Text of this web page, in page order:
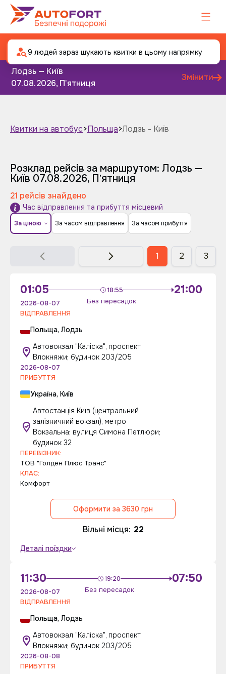
Автобус Лодзь - Київ
Лодзь — Київ
07.08.2026, Пʼятниця
Змінити
Квитки на автобус>Польща>Лодзь - Київ
9 людей зараз шукають квитки в цьому напрямку
Розклад рейсів за маршрутом: Лодзь —
Київ 07.08.2026, Пʼятниця
21 рейсів знайдено
Час відправлення та прибуття місцевий
За ціною За часом відправлення За часом прибуття
1 2 3
01:05 18:55
Без пересадок
21:00
2026-08-07
ВІДПРАВЛЕННЯ
Польща, Лодзь
Автовокзал "Каліска", проспект
Влокняжи; будинок 203/205
2026-08-07
ПРИБУТТЯ
Україна, Київ
Автостанція Київ (центральний
залізничний вокзал), метро
Вокзальна; вулиця Симона Петлюри;
будинок 32
ПЕРЕВІЗНИК:
ТОВ "Голден Плюс Транс"
КЛАС:
Комфорт
Оформити за 3630 грн
Вільні місця: 22
Деталі поїздки
11:30 19:20
Без пересадок
07:50
2026-08-07
ВІДПРАВЛЕННЯ
Польща, Лодзь
Автовокзал "Каліска", проспект
Влокняжи; будинок 203/205
2026-08-08
ПРИБУТТЯ